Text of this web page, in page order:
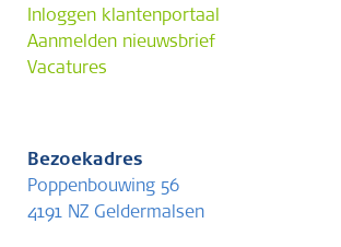
Inloggen klantenportaal
Aanmelden nieuwsbrief
Vacatures
Bezoekadres
Poppenbouwing 56
4191 NZ Geldermalsen